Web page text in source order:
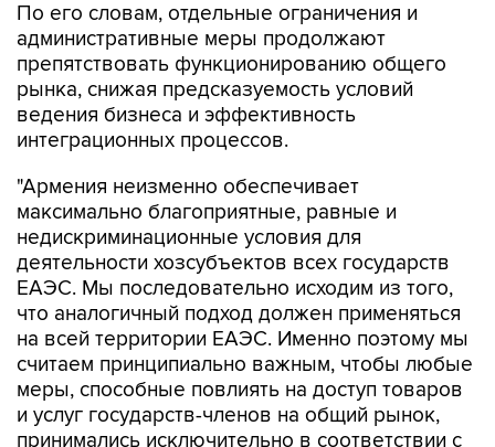
По его словам, отдельные ограничения и
административные меры продолжают
препятствовать функционированию общего
рынка, снижая предсказуемость условий
ведения бизнеса и эффективность
интеграционных процессов.
"Армения неизменно обеспечивает
максимально благоприятные, равные и
недискриминационные условия для
деятельности хозсубъектов всех государств
ЕАЭС. Мы последовательно исходим из того,
что аналогичный подход должен применяться
на всей территории ЕАЭС. Именно поэтому мы
считаем принципиально важным, чтобы любые
меры, способные повлиять на доступ товаров
и услуг государств-членов на общий рынок,
принимались исключительно в соответствии с